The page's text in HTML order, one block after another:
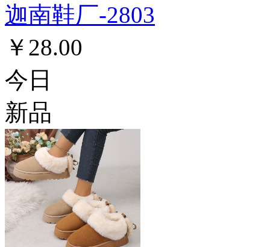
迦南鞋厂-2803
￥28.00
今日
新品